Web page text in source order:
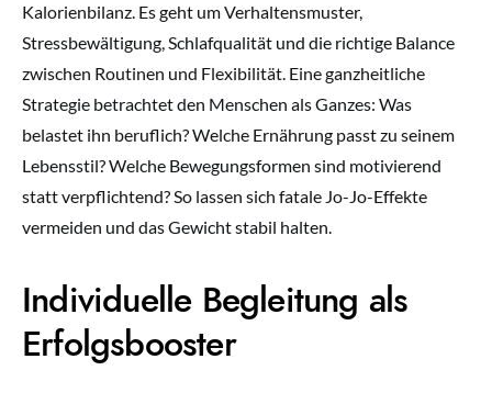
Kalorienbilanz. Es geht um Verhaltensmuster,
Stressbewältigung, Schlafqualität und die richtige Balance
zwischen Routinen und Flexibilität. Eine ganzheitliche
Strategie betrachtet den Menschen als Ganzes: Was
belastet ihn beruflich? Welche Ernährung passt zu seinem
Lebensstil? Welche Bewegungsformen sind motivierend
statt verpflichtend? So lassen sich fatale Jo-Jo-Effekte
vermeiden und das Gewicht stabil halten.
Individuelle Begleitung als
Erfolgsbooster